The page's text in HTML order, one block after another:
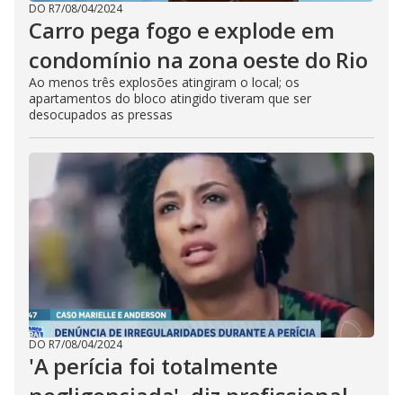
DO R7/08/04/2024
Carro pega fogo e explode em
condomínio na zona oeste do Rio
Ao menos três explosões atingiram o local; os
apartamentos do bloco atingido tiveram que ser
desocupados as pressas
DO R7/08/04/2024
'A perícia foi totalmente